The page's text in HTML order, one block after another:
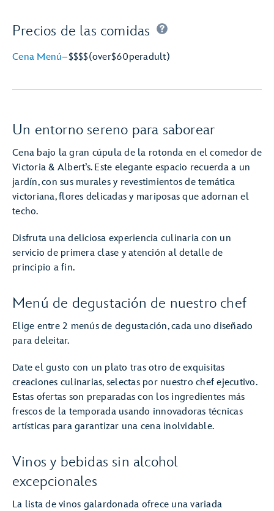
Precios de las comidas
Cena Menú–$$$$(over$60peradult)
Un entorno sereno para saborear
Cena bajo la gran cúpula de la rotonda en el comedor de
Victoria & Albert’s. Este elegante espacio recuerda a un
jardín, con sus murales y revestimientos de temática
victoriana, flores delicadas y mariposas que adornan el
techo.
Disfruta una deliciosa experiencia culinaria con un
servicio de primera clase y atención al detalle de
principio a fin.
Menú de degustación de nuestro chef
Elige entre 2 menús de degustación, cada uno diseñado
para deleitar.
Date el gusto con un plato tras otro de exquisitas
creaciones culinarias, selectas por nuestro chef ejecutivo.
Estas ofertas son preparadas con los ingredientes más
frescos de la temporada usando innovadoras técnicas
artísticas para garantizar una cena inolvidable.
Vinos y bebidas sin alcohol
excepcionales
La lista de vinos galardonada ofrece una variada